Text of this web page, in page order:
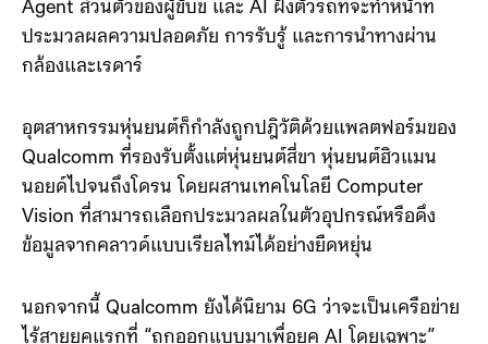
Qualcomm ยังขยายวิสัยทัศน์ไปยังโลกกายภาพ (Physical
AI) ในส่วนของยานยนต์อัจฉริยะ จะถูกแบ่งระดับสมองกล
ออกเป็น 2 ชั้น คือ AI ในห้องโดยสารที่จะเชื่อมโยงกับ AI
ประมวลผลความปลอดภัย การรับรู้ และการนำทางผ่าน
กล้องและเรดาร์
อุตสาหกรรมหุ่นยนต์ก็กำลังถูกปฎิวัติด้วยแพลตฟอร์มของ
Qualcomm ที่รองรับตั้งแต่หุ่นยนต์สี่ขา หุ่นยนต์ฮิวแมน
Vision ที่สามารถเลือกประมวลผลในตัวอุปกรณ์หรือดึง